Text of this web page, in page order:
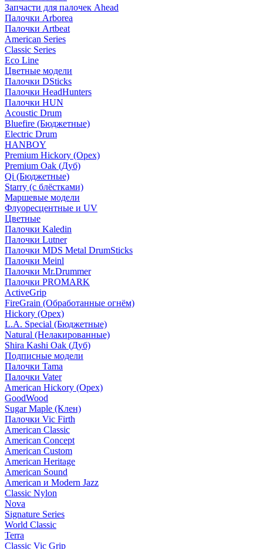
Запчасти для палочек Ahead
Палочки Arborea
Палочки Artbeat
American Series
Classic Series
Eco Line
Цветные модели
Палочки DSticks
Палочки HeadHunters
Палочки HUN
Acoustic Drum
Bluefire (Бюджетные)
Electric Drum
HANBOY
Premium Hickory (Орех)
Premium Oak (Дуб)
Qi (Бюджетные)
Starry (с блёстками)
Маршевые модели
Флуоресцентные и UV
Цветные
Палочки Kaledin
Палочки Lutner
Палочки MDS Metal DrumSticks
Палочки Meinl
Палочки Mr.Drummer
Палочки PROMARK
ActiveGrip
FireGrain (Обработанные огнём)
Hickory (Орех)
L.A. Special (Бюджетные)
Natural (Нелакированные)
Shira Kashi Oak (Дуб)
Подписные модели
Палочки Tama
Палочки Vater
American Hickory (Орех)
GoodWood
Sugar Maple (Клен)
Палочки Vic Firth
American Classic
American Concept
American Custom
American Heritage
American Sound
American и Modern Jazz
Classic Nylon
Nova
Signature Series
World Classic
Terra
Classic Vic Grip